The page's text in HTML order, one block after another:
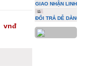
vnđ
GIAO NHẬN LINH
ĐỔI TRẢ DỄ DÀNG